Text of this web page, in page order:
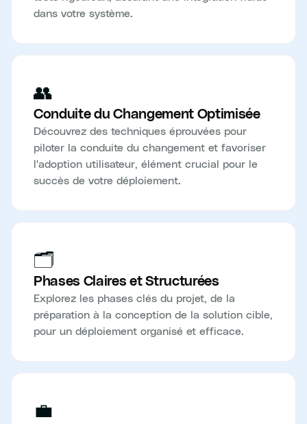
dans votre système.
👥
Conduite du Changement Optimisée
Découvrez des techniques éprouvées pour
piloter la conduite du changement et favoriser
l'adoption utilisateur, élément crucial pour le
succès de votre déploiement.
🗂️
Phases Claires et Structurées
Explorez les phases clés du projet, de la
préparation à la conception de la solution cible,
pour un déploiement organisé et efficace.
💼